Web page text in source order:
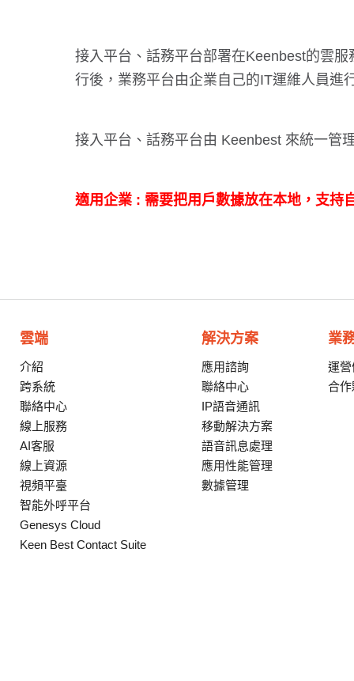
接入平台、話務平台部署在Keenbest的雲
行後，業務平台由企業自己的IT運維人員進
接入平台、話務平台由 Keenbest 來統一管
適用企業 : 需要把用戶數據放在本地，支持
雲端
介紹
跨系統
聯絡中心
線上服務
AI客服
線上資源
視頻平臺
智能外呼平台
Genesys Cloud
Keen Best Contact Suite
解決方案
應用諮詢
聯絡中心
IP語音通訊
移動解決方案
語音訊息處理
應用性能管理
數據管理
業
運
合